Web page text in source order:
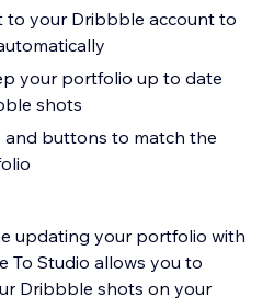
to your Dribbble account to
your portfolio up to date
shots
and buttons to match the
updating your portfolio with
To Studio allows you to
Dribbble shots on your